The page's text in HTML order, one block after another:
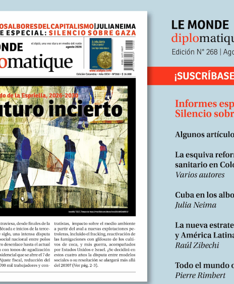
supuestas transformaciones del mundo del trabajo,
los argumentos se descubre fácilmente al considerar, entre otras
generalmente acompañadas del habitual elogio de la globalización.
sobre esta vieja tesis no podía ser peor. Se trataba precisamente
de las materias primas. ¡Parece una broma mencionar ahora
la diversificación productiva, pero su simple enunciado equivale al
década ‘gloriosa’ hemos hablado de “reprimerización” de
gracias al apetito voraz de recursos naturales, viejos y
y hasta cierto punto la agricultura (principalmente la
del modelo adoptado. Por ello no debe extrañar que la
y en apariencia paradójico: es cierto que la ocupación total
los indicadores que han merecido de nuestra parte los mayores
salario real, condiciones de trabajo y garantías de seguridad
no es en los sectores privilegiados del modelo, hidrocarburos,
sector público y, en general, en los servicios.